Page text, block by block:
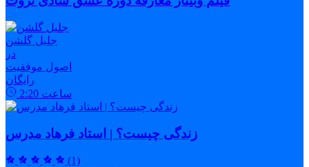
جلیل گلشن
در
اصول موفقیت
رایگان
2:20 ساعت
زندگی چیست؟ | استاد فرهاد مدرس
(1)